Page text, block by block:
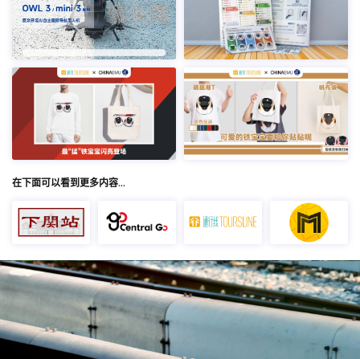
在下面可以看到更多内容…